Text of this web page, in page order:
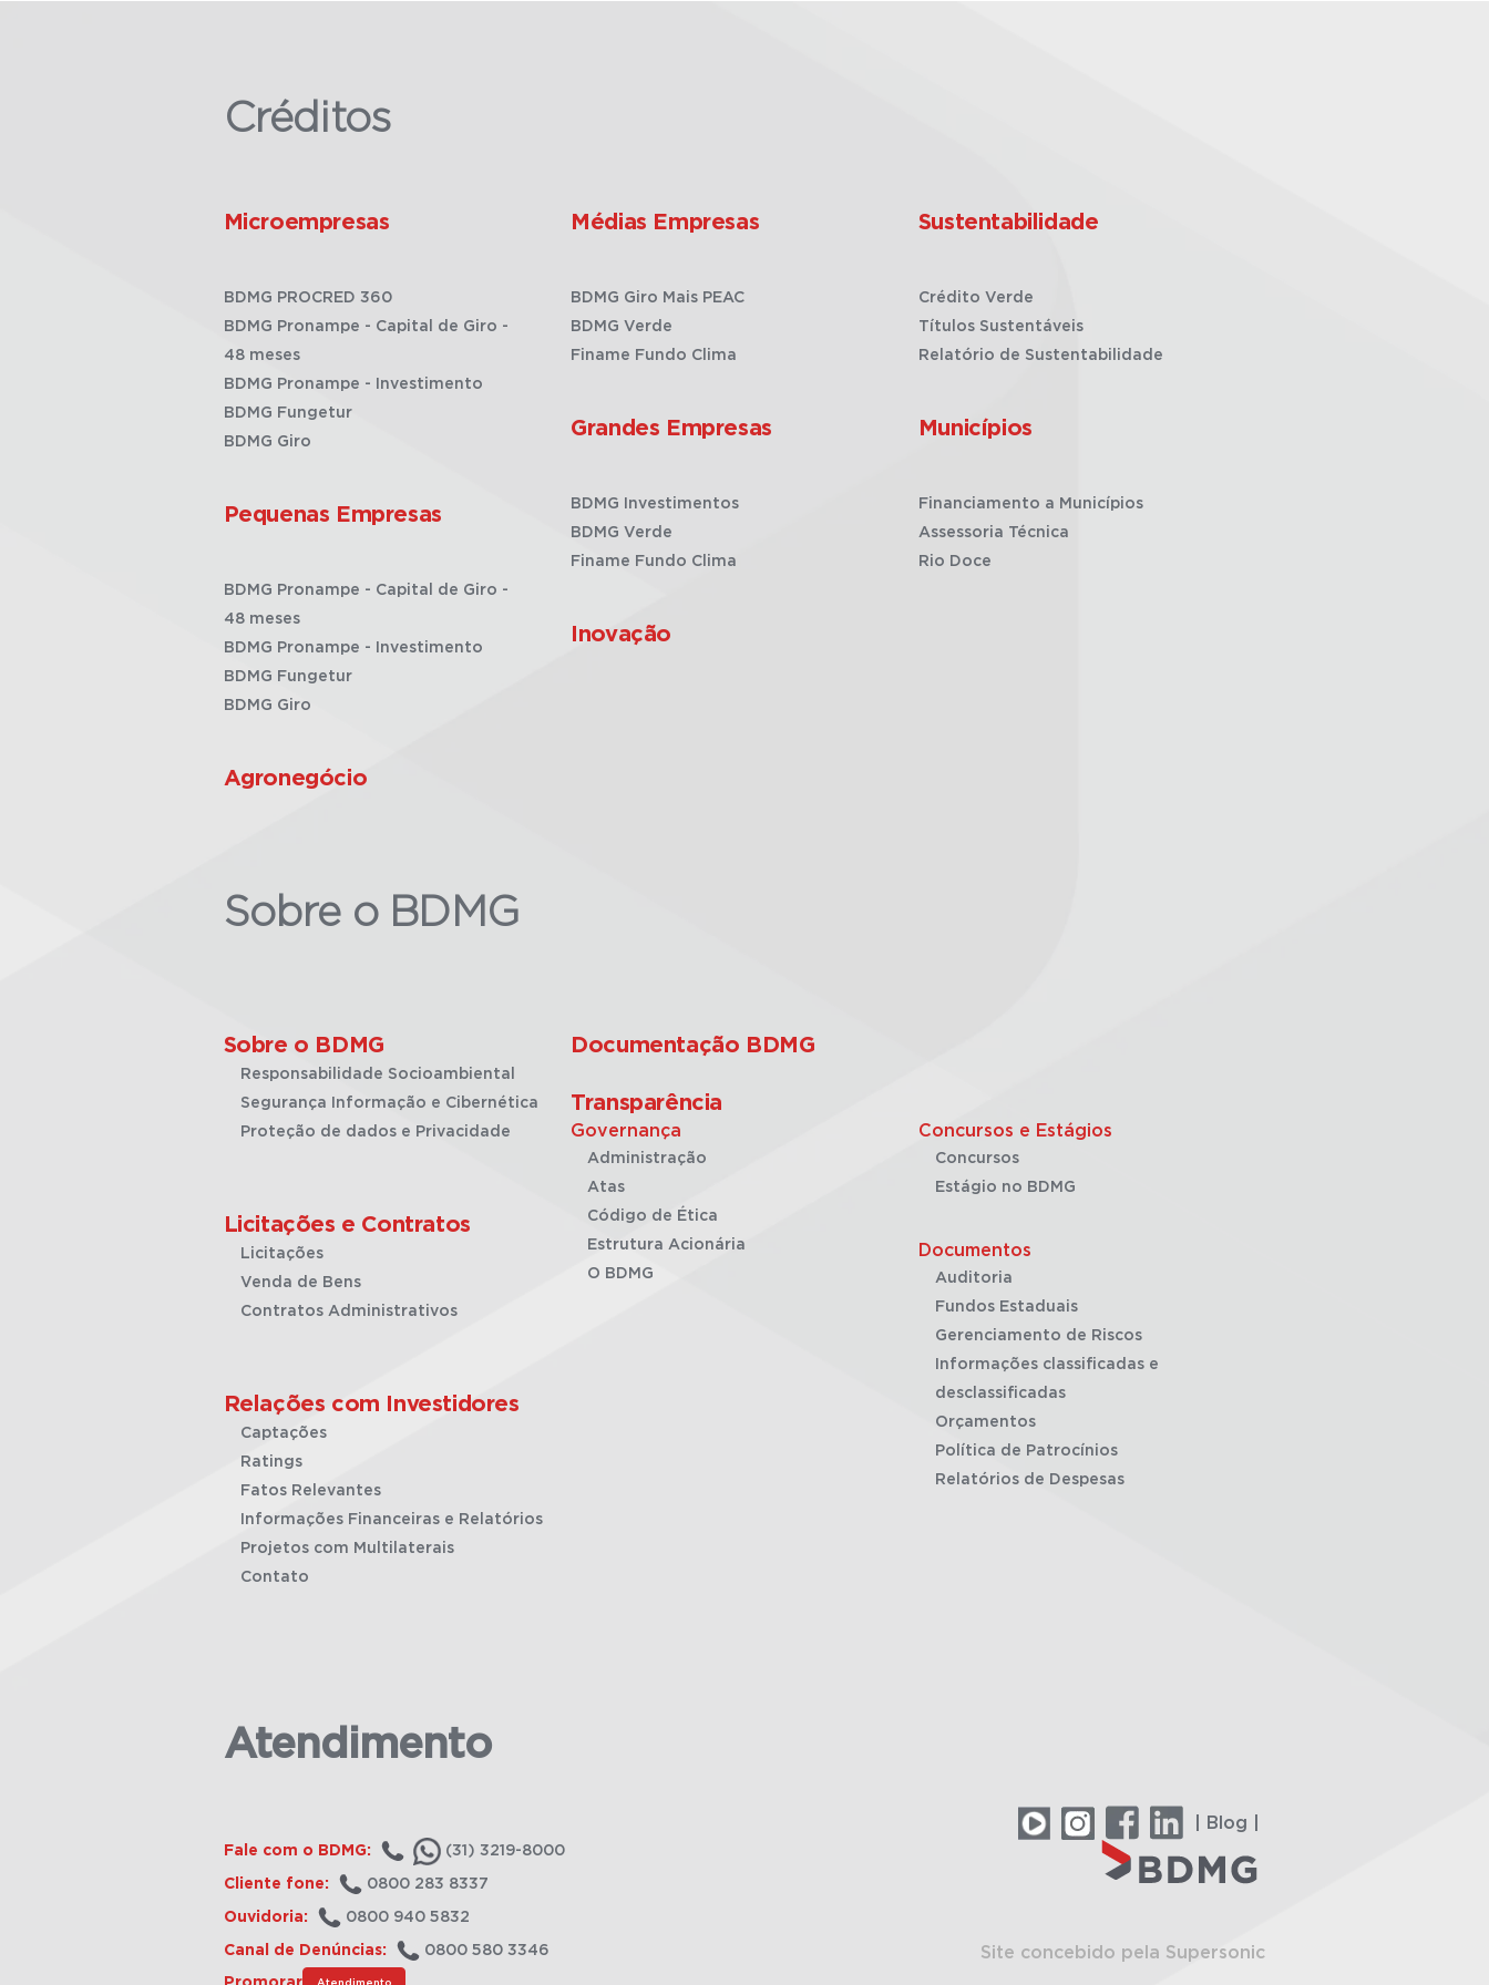
Créditos
Microempresas
BDMG PROCRED 360
BDMG Pronampe - Capital de Giro -
48 meses
BDMG Pronampe - Investimento
BDMG Fungetur
BDMG Giro
Pequenas Empresas
BDMG Pronampe - Capital de Giro -
48 meses
BDMG Pronampe - Investimento
BDMG Fungetur
BDMG Giro
Agronegócio
Médias Empresas
BDMG Giro Mais PEAC
BDMG Verde
Finame Fundo Clima
Grandes Empresas
BDMG Investimentos
BDMG Verde
Finame Fundo Clima
Inovação
Sustentabilidade
Crédito Verde
Títulos Sustentáveis
Relatório de Sustentabilidade
Municípios
Financiamento a Municípios
Assessoria Técnica
Rio Doce
Sobre o BDMG
Sobre o BDMG
Responsabilidade Socioambiental
Segurança Informação e Cibernética
Proteção de dados e Privacidade
Licitações e Contratos
Licitações
Venda de Bens
Contratos Administrativos
Relações com Investidores
Captações
Ratings
Fatos Relevantes
Informações Financeiras e Relatórios
Projetos com Multilaterais
Contato
Documentação BDMG
Transparência
Governança
Administração
Atas
Código de Ética
Estrutura Acionária
O BDMG
Concursos e Estágios
Concursos
Estágio no BDMG
Documentos
Auditoria
Fundos Estaduais
Gerenciamento de Riscos
Informações classificadas e
desclassificadas
Orçamentos
Política de Patrocínios
Relatórios de Despesas
Atendimento
Fale com o BDMG: (31) 3219-8000
Cliente fone: 0800 283 8337
Ouvidoria: 0800 940 5832
Canal de Denúncias: 0800 580 3346
Atendimento
| Blog |
Site concebido pela Supersonic